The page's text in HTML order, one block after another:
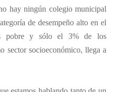
hay ningún colegio municipal
de desempeño alto en el
pobre y sólo el 3% de los
sector socioeconómico, llega a